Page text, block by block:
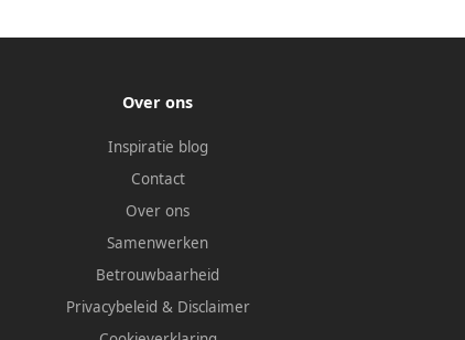
Over ons
Inspiratie blog
Contact
Over ons
Samenwerken
Betrouwbaarheid
Privacybeleid & Disclaimer